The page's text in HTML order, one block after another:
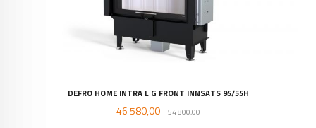
DEFRO HOME INTRA L G FRONT INNSATS 95/55H
Tilbud
46 580,00 54 800,00Rabatt